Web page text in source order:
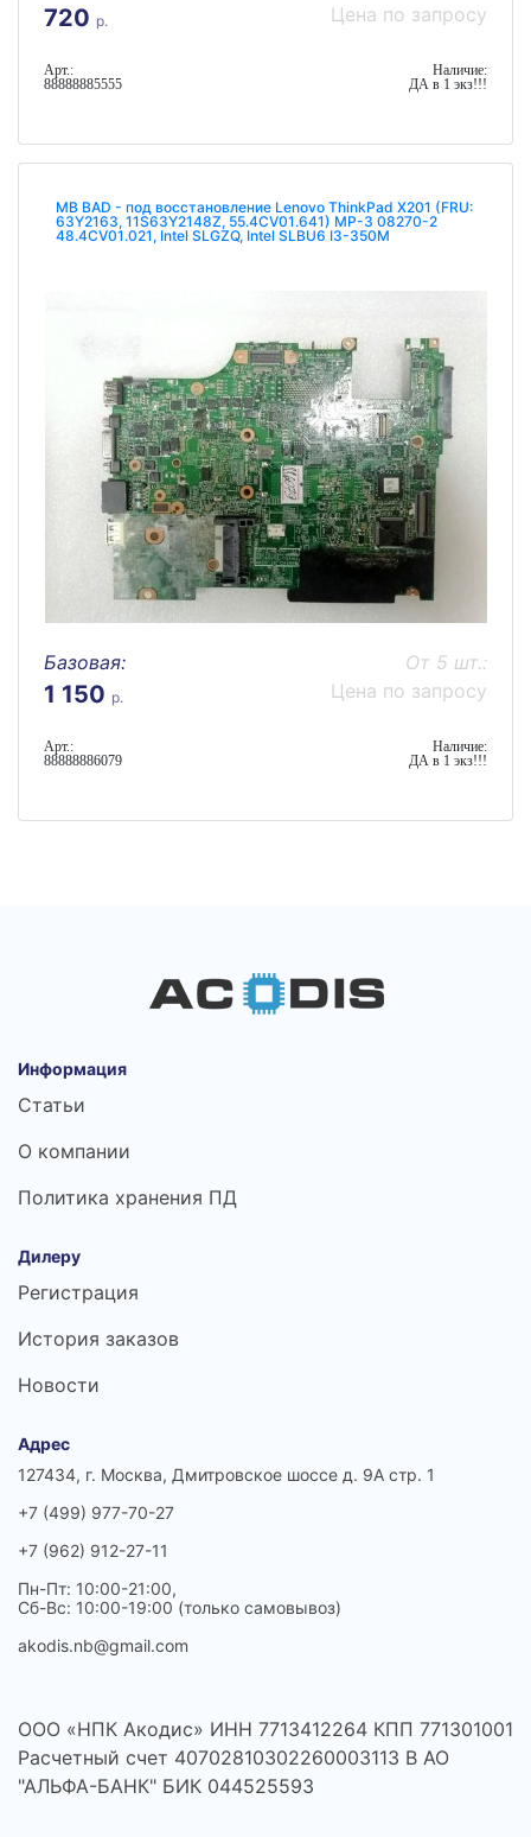
720 р.
Цена по запросу
Арт.:
88888885555
Наличие:
ДА в 1 экз!!!
MB BAD - под восстановление Lenovo ThinkPad X201 (FRU:
63Y2163, 11S63Y2148Z, 55.4CV01.641) MP-3 08270-2
48.4CV01.021, Intel SLGZQ, Intel SLBU6 I3-350M
Базовая:
1 150 р.
От 5 шт.:
Цена по запросу
Арт.:
88888886079
Наличие:
ДА в 1 экз!!!
Информация
Статьи
О компании
Политика хранения ПД
Дилеру
Регистрация
История заказов
Новости
Адрес
127434, г. Москва, Дмитровское шоссе д. 9А стр. 1
+7 (499) 977-70-27
+7 (962) 912-27-11
Пн-Пт: 10:00-21:00,
Сб-Вс: 10:00-19:00 (только самовывоз)
akodis.nb@gmail.com
ООО «НПК Акодис» ИНН 7713412264 КПП 771301001
Расчетный счет 40702810302260003113 В АО
"АЛЬФА-БАНК" БИК 044525593